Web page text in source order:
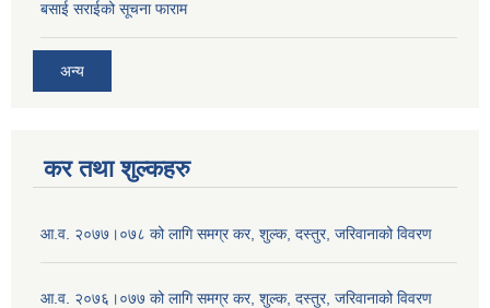
बसाई सराईको सूचना फाराम
अन्य
कर तथा शुल्कहरु
आ.व. २०७७।०७८ को लागि समग्र कर, शुल्क, दस्तुर, जरिवानाको विवरण
आ.व. २०७६।०७७ को लागि समग्र कर, शुल्क, दस्तुर, जरिवानाको विवरण